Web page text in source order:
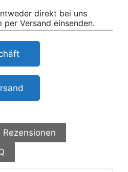
direkt bei uns
Versand einsenden.
Rezensionen